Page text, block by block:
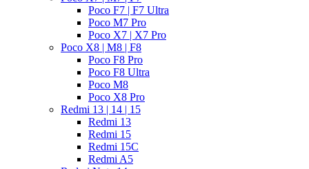
Poco F7 | F7 Ultra
Poco M7 Pro
Poco X7 | X7 Pro
Poco X8 | M8 | F8
Poco F8 Pro
Poco F8 Ultra
Poco M8
Poco X8 Pro
Redmi 13 | 14 | 15
Redmi 13
Redmi 15
Redmi 15C
Redmi A5